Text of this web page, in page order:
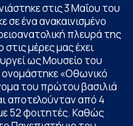
στις 3 Μαΐου του
σε ένα ανακαινισμένο
πλευρά της
μέρες μας έχει
ως Μουσείο του
ονομάστηκε «Οθωνικό
του πρώτου βασιλιά
αποτελούνταν από 4
52 φοιτητές. Καθώς